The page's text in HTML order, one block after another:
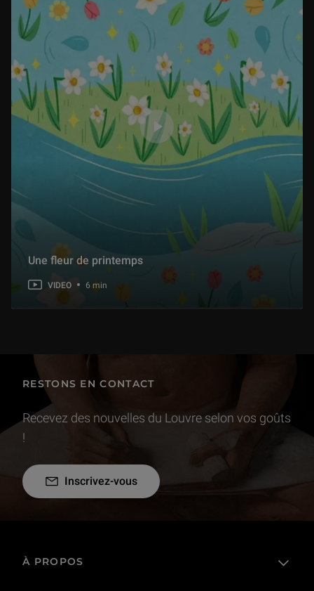
Une fleur de printemps
VIDEO 6 min
RESTONS EN CONTACT
Recevez des nouvelles du Louvre selon vos goûts
!
Inscrivez-vous
À PROPOS